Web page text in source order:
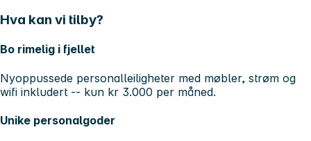
Hva kan vi tilby?
Bo rimelig i fjellet
Nyoppussede personalleiligheter med møbler, strøm og
wifi inkludert -- kun kr 3.000 per måned.
Unike personalgoder